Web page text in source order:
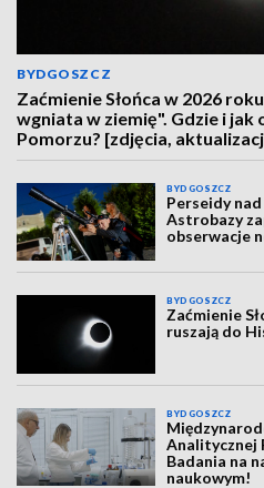
BYDGOSZCZ
Zaćmienie Słońca w 2026
wgniata w ziemię". Gdzie i
Pomorzu? [zdjęcia,
BYDGOSZCZ
Perseidy
Astrobazy
obserwacje
BYDGOSZCZ
Zaćmienie
ruszają do
BYDGOSZCZ
Analitycznej
Badania na
naukowym!